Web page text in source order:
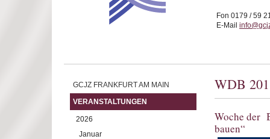
Fon 0179 / 59
E-Mail
GCJZ FRANKFURT AM MAIN
VERANSTALTUNGEN
2026
Januar
WDB
Woche der
bauen“